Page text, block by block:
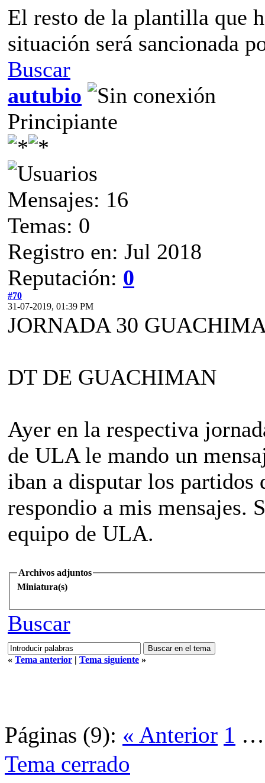
El resto de la plantilla que
situación será sancionada
Buscar
autubio
Principiante
Mensajes: 16
Temas: 0
Registro en: Jul 2018
Reputación: 0
#70
31-07-2019, 01:39 PM
JORNADA 30
DT DE GUACHIMAN
Ayer en la respectiva
de ULA le mando un
iban a disputar los partidos
respondio a mis mensajes.
equipo de ULA.
Archivos adjuntos
Miniatura(s)
Buscar
« Tema anterior | Tema siguiente »
Páginas (9): « Anterior 1
Tema cerrado